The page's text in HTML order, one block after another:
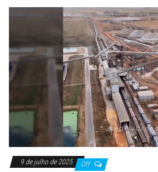
9 de julho de 2025 Off